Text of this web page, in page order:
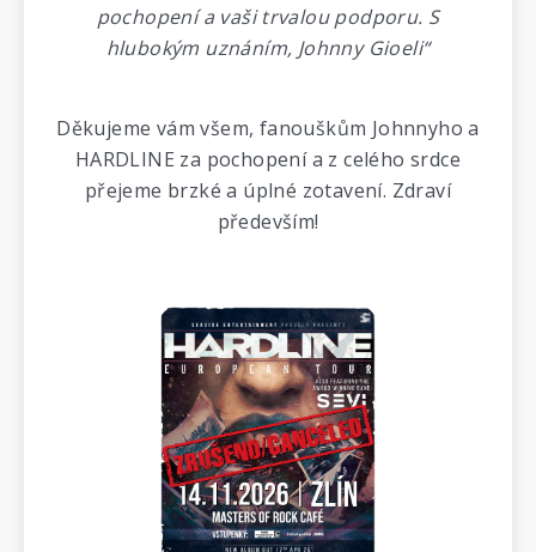
pochopení a vaši trvalou podporu. S
hlubokým uznáním, Johnny Gioeli“
Děkujeme vám všem, fanouškům Johnnyho a
HARDLINE za pochopení a z celého srdce
přejeme brzké a úplné zotavení. Zdraví
především!